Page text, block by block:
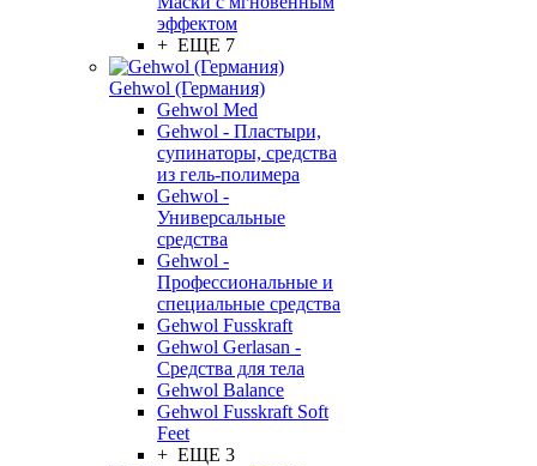
эффектом
+ ЕЩЕ 7
Gehwol (Германия)
Gehwol Med
Gehwol - Пластыри,
супинаторы, средства
из гель-полимера
Gehwol -
Универсальные
средства
Gehwol -
Профессиональные и
специальные средства
Gehwol Fusskraft
Gehwol Gerlasan -
Средства для тела
Gehwol Balance
Gehwol Fusskraft Soft
Feet
+ ЕЩЕ 3